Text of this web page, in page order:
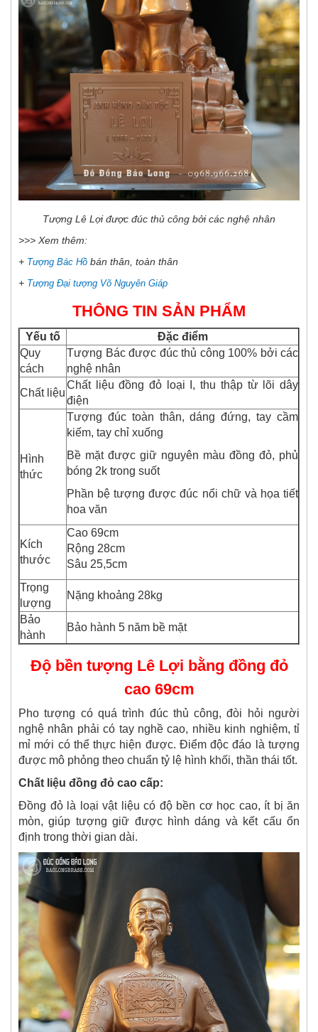
Tượng Lê Lợi được đúc thủ công bởi các nghệ nhân
>>> Xem thêm:
+ Tượng Bác Hồ bán thân, toàn thân
+ Tượng Đại tượng Võ Nguyên Giáp
THÔNG TIN SẢN PHẨM
Yếu tố
Đặc điểm
Quy
cách
Tượng Bác được đúc thủ công 100% bởi các
nghệ nhân
Chất liệu
Chất liệu đồng đỏ loại I, thu thập từ lõi dây
điện
Hình
thức
Tượng đúc toàn thân, dáng đứng, tay cầm
kiếm, tay chỉ xuống
Bề mặt được giữ nguyên màu đồng đỏ, phủ
bóng 2k trong suốt
Phần bệ tượng được đúc nổi chữ và họa tiết
hoa văn
Kích
thước
Cao 69cm
Rộng 28cm
Sâu 25,5cm
Trọng
lượng
Nặng khoảng 28kg
Bảo
hành
Bảo hành 5 năm bề mặt
Độ bền tượng Lê Lợi bằng đồng đỏ
cao 69cm
Pho tượng có quá trình đúc thủ công, đòi hỏi người
nghệ nhân phải có tay nghề cao, nhiều kinh nghiệm, tỉ
mỉ mới có thể thực hiện được. Điểm độc đáo là tượng
được mô phỏng theo chuẩn tỷ lệ hình khối, thần thái tốt.
Chất liệu đồng đỏ cao cấp:
Đồng đỏ là loại vật liệu có độ bền cơ học cao, ít bị ăn
mòn, giúp tượng giữ được hình dáng và kết cấu ổn
định trong thời gian dài.